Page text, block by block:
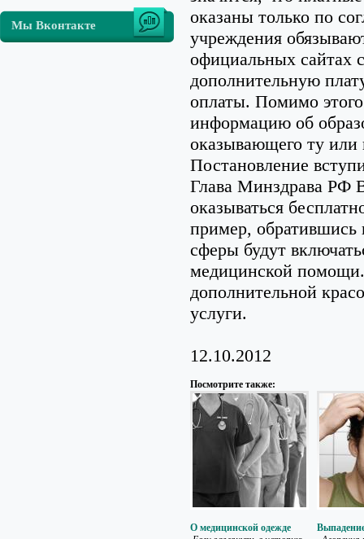
Мы Вконтакте
оказаны только по
учреждения
официальных сайтах
дополнительную
оплаты. Помимо
информацию об
оказывающего ту
Постановление
Глава Минздрава РФ
оказываться
пример, обратившись
сферы будут
медицинской помощи.
дополнительной
услуги.
12.10.2012
Посмотрите также:
О медицинской одежде